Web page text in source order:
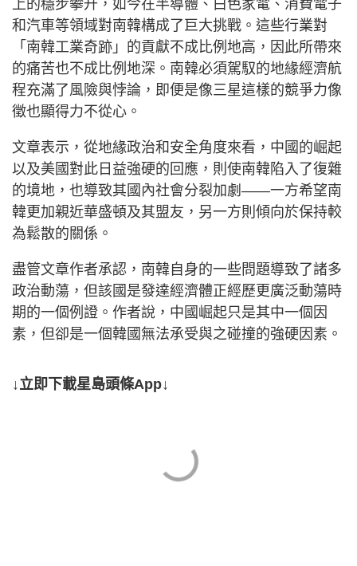
上的穩步攀升，如今在半導體、白色家電、消費電子
和汽車等領域對南韓構成了巨大挑戰。這些行業對
「南韓工業奇跡」的貢獻不成比例地高，因此所帶來
的痛苦也不成比例地深。南韓必須駕馭的地緣經濟航
程充滿了風險與悖論，即便是像三星這樣的競爭力像
徵也顯得力不從心。
文章表示，從地緣政治和安全角度來看，中國的崛起
以及美國對此日益強硬的回應，則使南韓陷入了復雜
的境地，也導致其國內社會分裂加劇——一方希望南
韓更加親近華盛頓及其盟友，另一方則傾向於保持較
為鬆散的關係。
盡管文章作者承認，南韓自身的一些問題導致了諸多
政治動蕩，但該國是發達經濟體正經歷更廣泛動蕩時
期的一個例證。作者說，中國崛起只是其中一個因
素，但卻是一個韓國無法承受與之碰撞的強硬因素。
↓立即下載星島頭條App↓